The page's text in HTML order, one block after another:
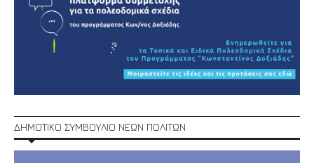
ΔΗΜΟΤΙΚΟ ΣΥΜΒΟΥΛΙΟ ΝΕΩΝ ΠΟΛΙΤΩΝ